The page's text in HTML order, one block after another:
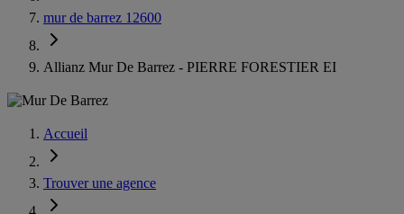
mur de barrez 12600
Allianz Mur De Barrez - PIERRE FORESTIER EI
Accueil
Trouver une agence